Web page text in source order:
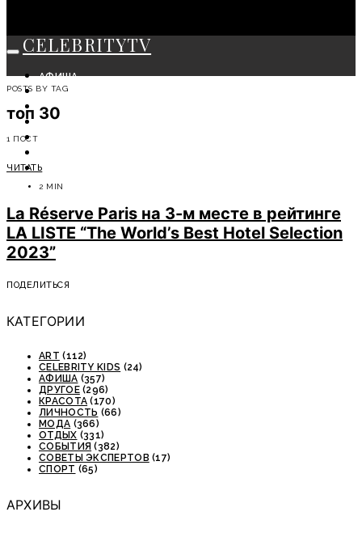
CELEBRITYTV
АФИША
СОБЫТИЯ
КРАСОТА
МОДА
СОВЕТЫ ЭКСПЕРТОВ
POSTS BY TAG
топ 30
1 ПОСТ
ЧИТАТЬ
2 MIN
La Réserve Paris на 3-м месте в рейтинге
LA LISTE “The World’s Best Hotel Selection
2023”
ПОДЕЛИТЬСЯ
КАТЕГОРИИ
ART (112)
CELEBRITY KIDS (24)
АФИША (357)
ДРУГОЕ(296)
КРАСОТА (170)
ЛИЧНОСТЬ (66)
МОДА (366)
ОТДЫХ (331)
СОБЫТИЯ (382)
СОВЕТЫ ЭКСПЕРТОВ (17)
СПОРТ (65)
АРХИВЫ